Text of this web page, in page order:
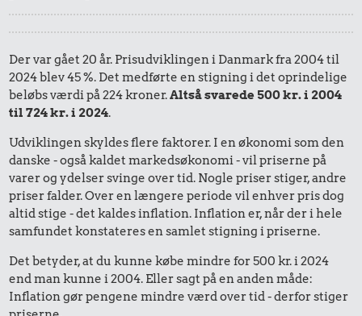
Der var gået 20 år. Prisudviklingen i Danmark fra 2004 til
2024 blev 45 %. Det medførte en stigning i det oprindelige
beløbs værdi på 224 kroner.Altså svarede 500 kr. i 2004
til 724 kr. i 2024.
Udviklingen skyldes flere faktorer. I en økonomi som den
danske - også kaldet markedsøkonomi - vil priserne på
varer og ydelser svinge over tid. Nogle priser stiger, andre
priser falder. Over en længere periode vil enhver pris dog
altid stige - det kaldes inflation. Inflation er, når der i hele
samfundet konstateres en samlet stigning i priserne.
Det betyder, at du kunne købe mindre for 500 kr. i 2024
end man kunne i 2004. Eller sagt på en anden måde:
Inflation gør pengene mindre værd over tid - derfor stiger